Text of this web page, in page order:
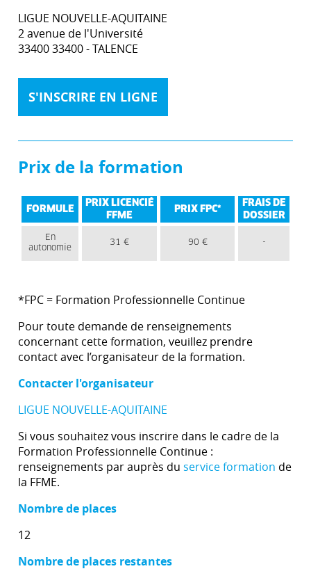
LIGUE NOUVELLE-AQUITAINE
2 avenue de l'Université
33400 33400 - TALENCE
S'INSCRIRE EN LIGNE
Prix de la formation
FORMULE
PRIX LICENCIÉ
FFME
PRIX FPC*
FRAIS DE
DOSSIER
En
autonomie
31 € 90 € -
*FPC = Formation Professionnelle Continue
Pour toute demande de renseignements
concernant cette formation, veuillez prendre
contact avec l’organisateur de la formation.
Contacter l'organisateur
LIGUE NOUVELLE-AQUITAINE
Si vous souhaitez vous inscrire dans le cadre de la
Formation Professionnelle Continue :
renseignements par auprès du service formation de
la FFME.
Nombre de places
12
Nombre de places restantes